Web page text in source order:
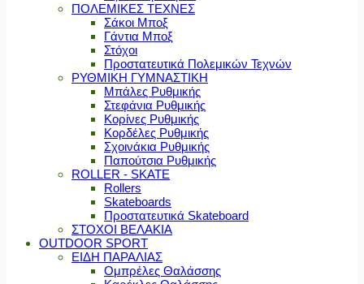
ΠΟΛΕΜΙΚΕΣ ΤΕΧΝΕΣ
Σάκοι Μποξ
Γάντια Μποξ
Στόχοι
Προστατευτικά Πολεμικών Τεχνών
ΡΥΘΜΙΚΗ ΓΥΜΝΑΣΤΙΚΗ
Μπάλες Ρυθμικής
Στεφάνια Ρυθμικής
Κορίνες Ρυθμικής
Κορδέλες Ρυθμικής
Σχοινάκια Ρυθμικής
Παπούτσια Ρυθμικής
ROLLER - SKATE
Rollers
Skateboards
Προστατευτικά Skateboard
ΣΤΟΧΟΙ ΒΕΛΑΚΙΑ
OUTDOOR SPORT
ΕΙΔΗ ΠΑΡΑΛΙΑΣ
Ομπρέλες Θαλάσσης